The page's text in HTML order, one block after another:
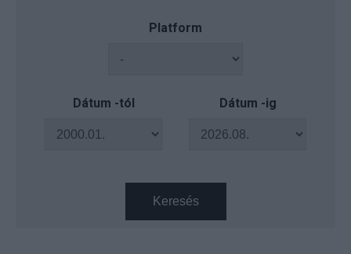
Platform
Dátum -tól Dátum -ig
Keresés